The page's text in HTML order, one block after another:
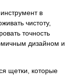
в
чистоту,
точность
дизайном и
щетки, которые